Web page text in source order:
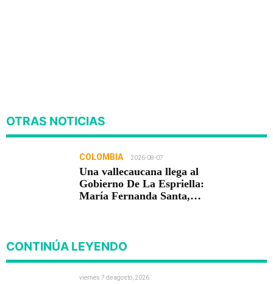
OTRAS NOTICIAS
COLOMBIA 2026-08-07
Una vallecaucana llega al
Gobierno De La Espriella:
María Fernanda Santa,
CONTINÚA LEYENDO
viernes 7 de agosto, 2026